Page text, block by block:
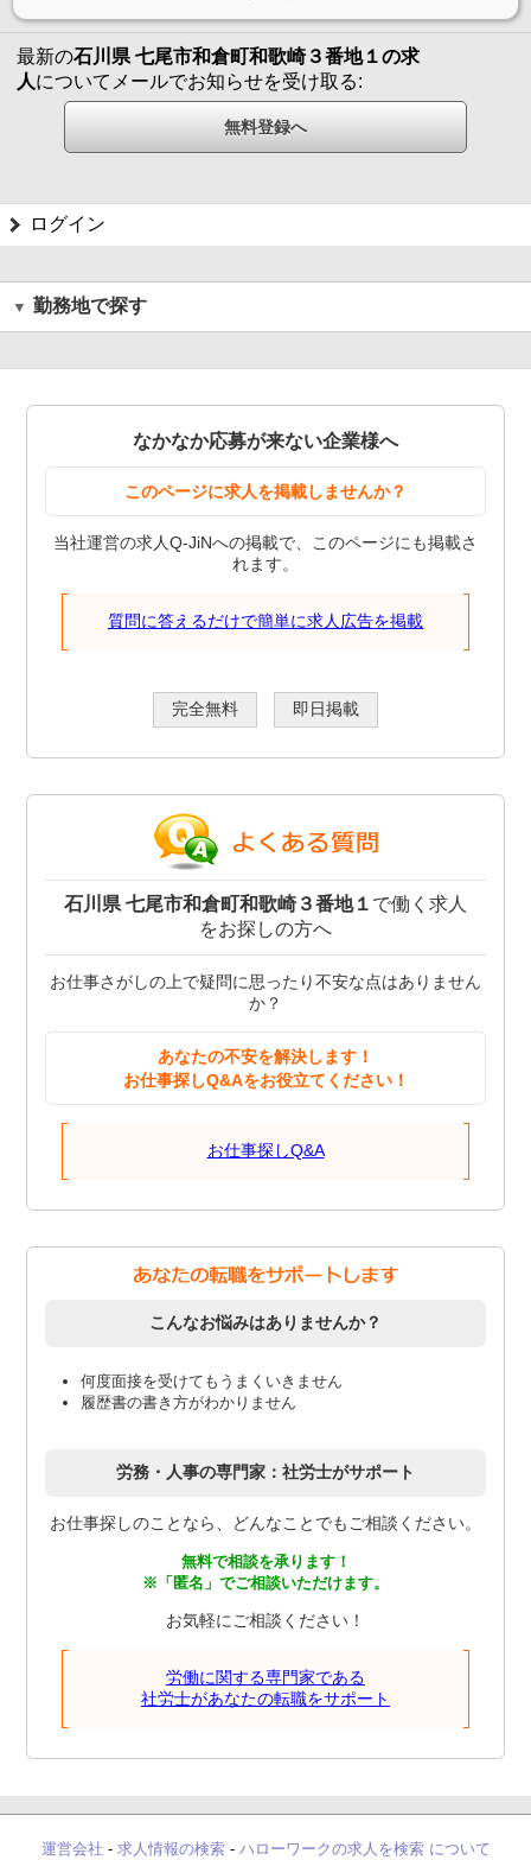
最新の石川県 七尾市和倉町和歌崎３番地１の求
人についてメールでお知らせを受け取る:
ログイン
勤務地で探す
なかなか応募が来ない企業様へ
このページに求人を掲載しませんか？
当社運営の求人Q-JiNへの掲載で、このページにも掲載さ
れます。
質問に答えるだけで簡単に求人広告を掲載
完全無料 即日掲載
石川県 七尾市和倉町和歌崎３番地１ で働く求人
をお探しの方へ
お仕事さがしの上で疑問に思ったり不安な点はありません
か？
あなたの不安を解決します！
お仕事探しQ&Aをお役立てください！
お仕事探しQ&A
こんなお悩みはありませんか？
何度面接を受けてもうまくいきません
履歴書の書き方がわかりません
労務・人事の専門家：社労士がサポート
お仕事探しのことなら、どんなことでもご相談ください。
無料で相談を承ります！
※「匿名」でご相談いただけます。
お気軽にご相談ください！
労働に関する専門家である
社労士があなたの転職をサポート
運営会社 - 求人情報の検索- ハローワークの求人を検索 について